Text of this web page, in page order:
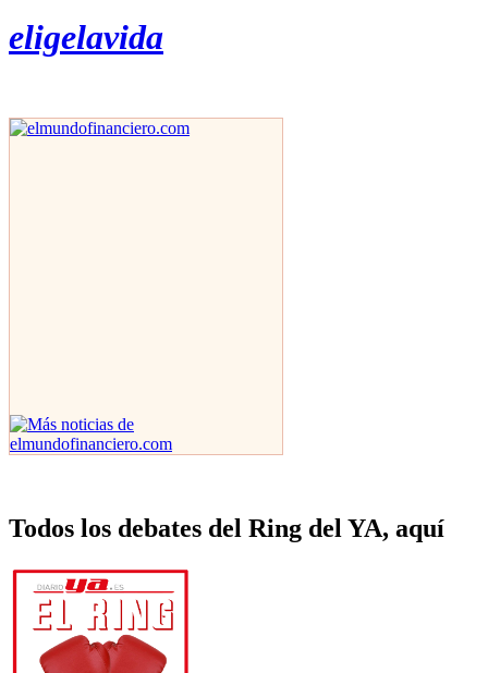
eligelavida
Todos los debates del Ring del YA, aquí